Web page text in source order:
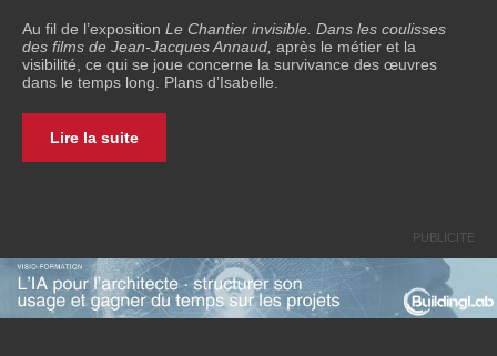
Au fil de l’exposition Le Chantier invisible. Dans les coulisses
des films de Jean-Jacques Annaud, après le métier et la
visibilité, ce qui se joue concerne la survivance des œuvres
dans le temps long. Plans d’Isabelle.
Lire la suite
PUBLICITE